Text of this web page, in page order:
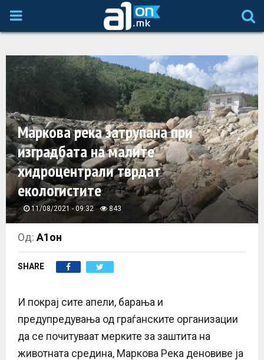
P
I
M
A
R
Y
M
E
N
U
Маркова река затрупана при
изградбата на малите
хидроцентрали тврдат
екологистите
11/08/2021 - 09:32 843
Од:А1он
SHARE
И покрај сите апели, барања и
предупредувања од граѓанските организации
да се почитуваат мерките за заштита на
животната средина, Маркова Река деновиве ја